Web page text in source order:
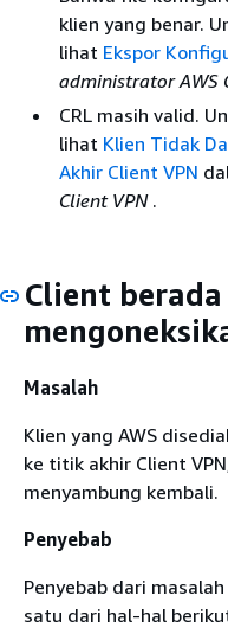
klien yang benar.
lihat Ekspor
administrator AWS
CRL masih valid.
lihat Klien Tidak
Akhir Client VPN
Client VPN .
Client
Masalah
Klien yang AWS
ke titik akhir Client
menyambung kembali.
Penyebab
Penyebab dari
satu dari hal-hal